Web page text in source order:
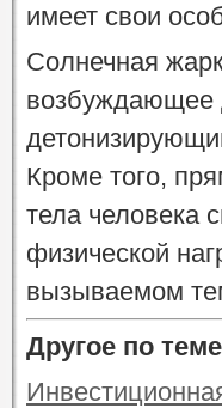
имеет свои
Солнечная
возбуждающее
Кроме того,
тела человека
физической
вызываемом
Другое по теме